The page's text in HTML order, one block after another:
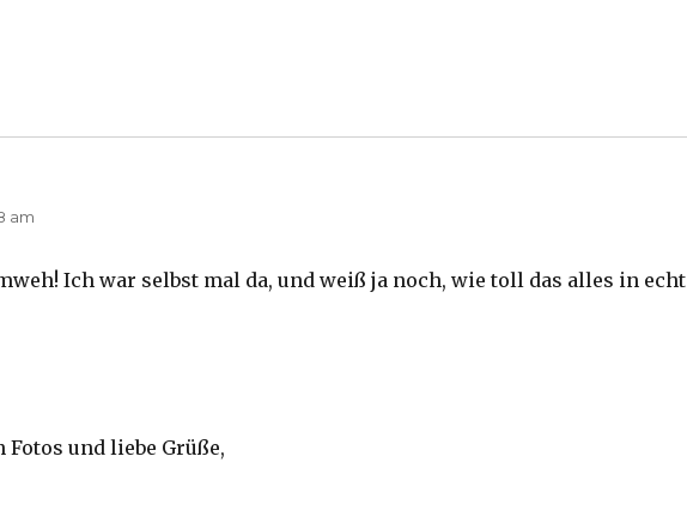
am
Ich war selbst mal da, und weiß ja noch, wie toll das alles in echt
und liebe Grüße,